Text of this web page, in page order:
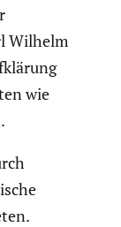
Wilhelm
wie